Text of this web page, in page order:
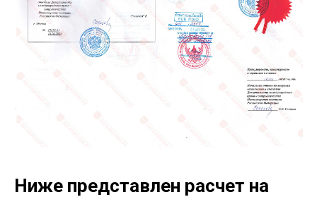
Ниже представлен расчет на